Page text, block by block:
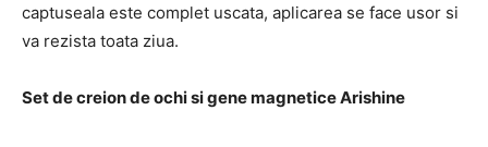
captuseala este complet uscata, aplicarea se face usor si
va rezista toata ziua.
Set de creion de ochi si gene magnetice Arishine